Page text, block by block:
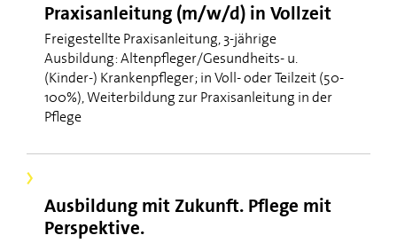
Praxisanleitung (m/w/d) in Vollzeit
Freigestellte Praxisanleitung, 3-jährige
Ausbildung: Altenpfleger/Gesundheits- u.
(Kinder-) Krankenpfleger; in Voll- oder Teilzeit (50-
100%), Weiterbildung zur Praxisanleitung in der
Pflege
Ausbildung mit Zukunft. Pflege mit
Perspektive.